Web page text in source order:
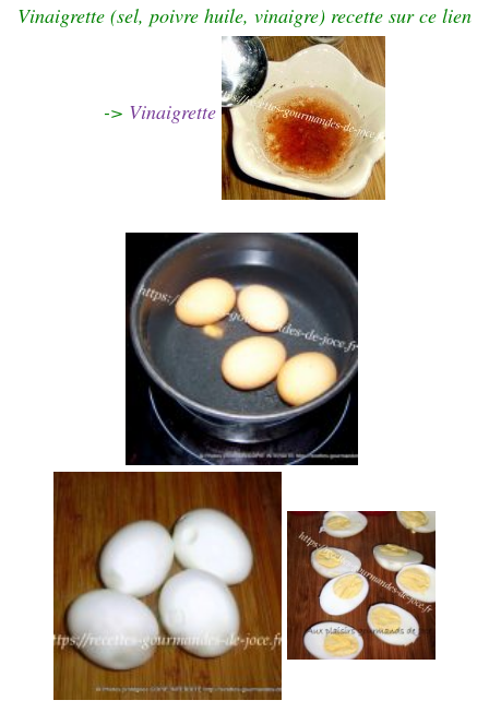
Vinaigrette (sel, poivre huile, vinaigre) recette sur ce lien
-> Vinaigrette